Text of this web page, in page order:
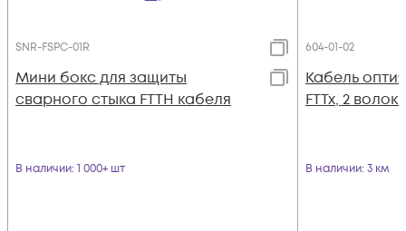
SNR-FSPC-01R
Мини бокс для защиты
сварного стыка FTTH кабеля
В наличии: 1 000+ шт
604-01-02
Кабель
FTTx, 2
В наличии: 3 км